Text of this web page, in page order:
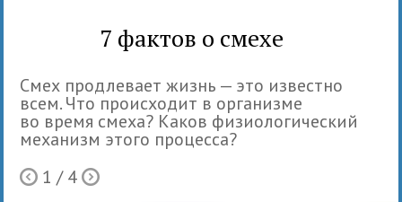
7 фактов о смехе
Смех продлевает жизнь — это известно
всем. Что происходит в организме
во время смеха? Каков физиологический
механизм этого процесса?
Ò 1 / 4Õ